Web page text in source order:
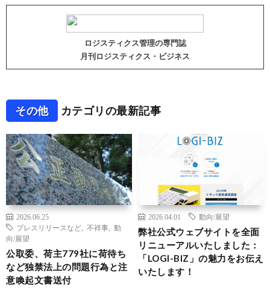
ロジスティクス管理の専門誌
月刊ロジスティクス・ビジネス
その他 カテゴリの最新記事
2026.06.25
プレスリリースなど
不祥事
動
向/展望
公取委、荷主779社に荷待ち
など独禁法上の問題行為と注
意喚起文書送付
2026.04.01 動向/展望
弊社公式ウェブサイトを全面
リニューアルいたしました：
「LOGI-BIZ」の魅力をお伝え
いたします！